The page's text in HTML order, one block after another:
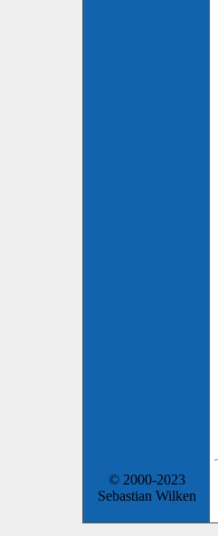
© 2000-2023
Sebastian Wilken